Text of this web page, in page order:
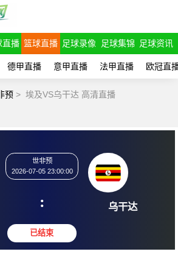
直播 篮球直播 足球录像 足球集锦 足球资讯
德甲直播 意甲直播 法甲直播 欧冠直
预 > 埃及VS乌干达 高清直播
2026-07-05 23:00:00
: 乌